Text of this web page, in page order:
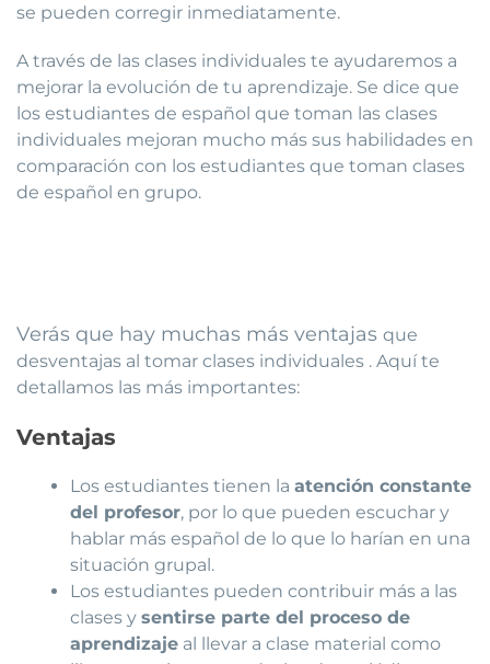
se pueden corregir inmediatamente.
A través de las clases individuales te ayudaremos a
mejorar la evolución de tu aprendizaje. Se dice que
los estudiantes de español que toman las clases
individuales mejoran mucho más sus habilidades en
comparación con los estudiantes que toman clases
de español en grupo.
Verás que hay muchas más ventajas que
desventajas al tomar clases individuales . Aquí te
detallamos las más importantes:
Ventajas
Los estudiantes tienen laatención constante
del profesor, por lo que pueden escuchar y
hablar más español de lo que lo harían en una
situación grupal.
Los estudiantes pueden contribuir más a las
clases ysentirse parte del proceso de
aprendizaje al llevar a clase material como